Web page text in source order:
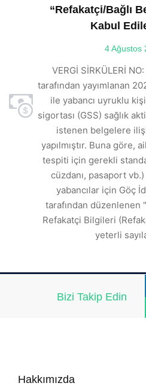
“Refakatçi/Bağlı
Kabul
4 Ağustos
VERGİ SİRKÜLERİ
tarafından yayımlanan
ile yabancı uyruklu
sigortası (GSS) sağlık
istenen belgelere
yapılmıştır. Buna göre,
tespiti için gerekli
cüzdanı, pasaport
yabancılar için Göç
tarafından düzenlenen
Refakatçi Bilgileri
yeterli
Bizi Takip Edin
Hakkımızda